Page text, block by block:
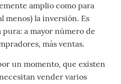
amplio como para
menos) la inversión. Es
pura: a mayor número de
más ventas.
un momento, que existen
vender varios